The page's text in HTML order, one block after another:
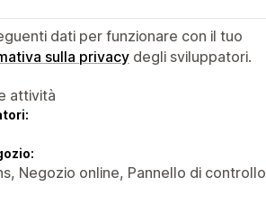
dati per funzionare con il tuo
sulla privacy degli sviluppatori.
attività
Negozio online, Pannello di controllo